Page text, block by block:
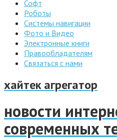
Софт
Роботы
Системы навигации
Фото и Видео
Электронные книги
Правообладателям
Связаться с нами
хайтек агрегатор
новости
современных